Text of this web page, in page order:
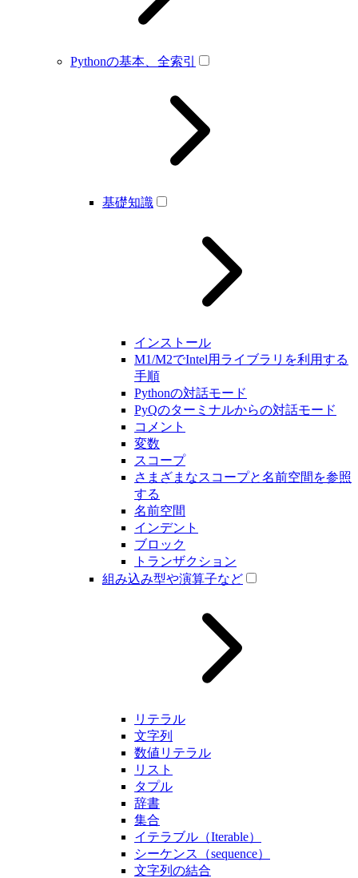
Pythonの基本、全索引
基礎知識
インストール
M1/M2でIntel用ライブラリを利用する
手順
Pythonの対話モード
PyQのターミナルからの対話モード
コメント
変数
スコープ
さまざまなスコープと名前空間を参照
する
名前空間
インデント
ブロック
トランザクション
組み込み型や演算子など
リテラル
文字列
数値リテラル
リスト
タプル
辞書
集合
イテラブル（Iterable）
シーケンス（sequence）
文字列の結合